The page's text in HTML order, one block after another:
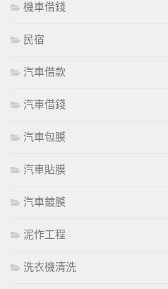
機車借錢
民宿
汽車借款
汽車借錢
汽車包膜
汽車貼膜
汽車鍍膜
泥作工程
洗衣機清洗